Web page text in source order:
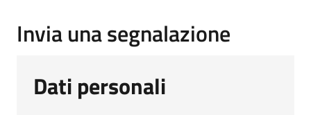
Invia una segnalazione
Dati personali